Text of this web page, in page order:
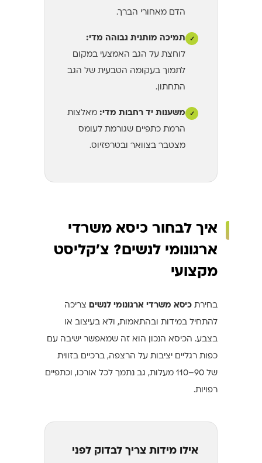
הדם מאחורי הברך.
✓
תמיכה מותנית גבוהה מדי:
לוחצת על הגב האמצעי במקום
לתמוך בעקומה הטבעית של הגב
התחתון.
✓ משענות יד רחבות מדי: מאלצות
הרמת כתפיים שגורמת לעומס
מצטבר בצוואר ובטרפזיוס.
איך לבחור כיסא משרדי
ארגונומי לנשים? צ'קליסט
מקצועי
בחירת כיסא משרדי ארגונומי לנשים צריכה
להתחיל במידות ובהתאמות, ולא בעיצוב או
בצבע. הכיסא הנכון הוא זה שמאפשר ישיבה עם
כפות רגליים יציבות על הרצפה, ברכיים בזווית
של 90–110 מעלות, גב נתמך לכל אורכו, וכתפיים
רפויות.
אילו מידות צריך לבדוק לפני